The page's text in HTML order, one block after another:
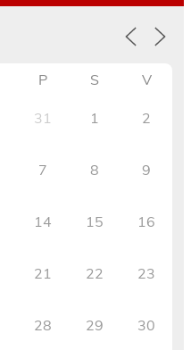
P S V
31 1 2
7 8 9
14 15 16
21 22 23
28 29 30